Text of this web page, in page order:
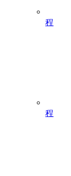
程
程